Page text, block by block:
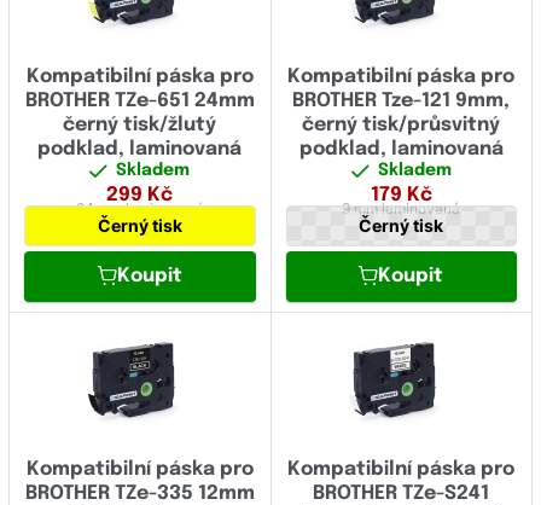
Kompatibilní páska pro
BROTHER TZe-651 24mm
černý tisk/žlutý
podklad, laminovaná
Skladem
299 Kč
24 mmlaminovaná
Černý tisk
Koupit
Kompatibilní páska pro
BROTHER Tze-121 9mm,
černý tisk/průsvitný
podklad, laminovaná
Skladem
179 Kč
9 mmlaminovaná
Černý tisk
Koupit
Kompatibilní páska pro
BROTHER TZe-335 12mm
Kompatibilní páska pro
BROTHER TZe-S241